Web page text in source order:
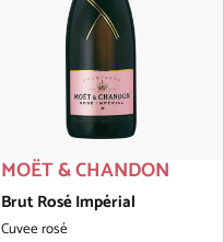
MOËT & CHANDON
Brut Rosé Impérial
Cuvee rosé